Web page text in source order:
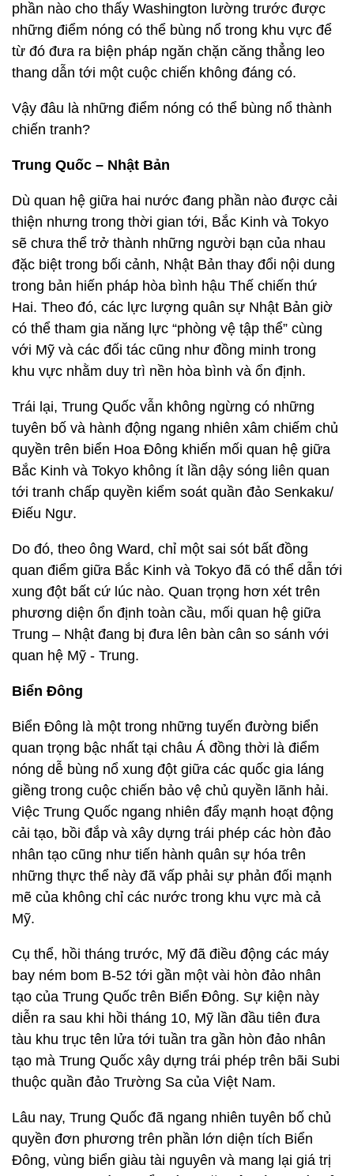
phần nào cho thấy Washington lường trước được
những điểm nóng có thể bùng nổ trong khu vực để
từ đó đưa ra biện pháp ngăn chặn căng thẳng leo
thang dẫn tới một cuộc chiến không đáng có.
Vậy đâu là những điểm nóng có thể bùng nổ thành
chiến tranh?
Trung Quốc – Nhật Bản
Dù quan hệ giữa hai nước đang phần nào được cải
thiện nhưng trong thời gian tới, Bắc Kinh và Tokyo
sẽ chưa thể trở thành những người bạn của nhau
đặc biệt trong bối cảnh, Nhật Bản thay đổi nội dung
trong bản hiến pháp hòa bình hậu Thế chiến thứ
Hai. Theo đó, các lực lượng quân sự Nhật Bản giờ
có thể tham gia năng lực “phòng vệ tập thể” cùng
với Mỹ và các đối tác cũng như đồng minh trong
khu vực nhằm duy trì nền hòa bình và ổn định.
Trái lại, Trung Quốc vẫn không ngừng có những
tuyên bố và hành động ngang nhiên xâm chiếm chủ
quyền trên biển Hoa Đông khiến mối quan hệ giữa
Bắc Kinh và Tokyo không ít lần dậy sóng liên quan
tới tranh chấp quyền kiểm soát quần đảo Senkaku/
Điếu Ngư.
Do đó, theo ông Ward, chỉ một sai sót bất đồng
quan điểm giữa Bắc Kinh và Tokyo đã có thể dẫn tới
xung đột bất cứ lúc nào. Quan trọng hơn xét trên
phương diện ổn định toàn cầu, mối quan hệ giữa
Trung – Nhật đang bị đưa lên bàn cân so sánh với
quan hệ Mỹ - Trung.
Biển Đông
Biển Đông là một trong những tuyến đường biển
quan trọng bậc nhất tại châu Á đồng thời là điểm
nóng dễ bùng nổ xung đột giữa các quốc gia láng
giềng trong cuộc chiến bảo vệ chủ quyền lãnh hải.
Việc Trung Quốc ngang nhiên đẩy mạnh hoạt động
cải tạo, bồi đắp và xây dựng trái phép các hòn đảo
nhân tạo cũng như tiến hành quân sự hóa trên
những thực thể này đã vấp phải sự phản đối mạnh
mẽ của không chỉ các nước trong khu vực mà cả
Mỹ.
Cụ thể, hồi tháng trước, Mỹ đã điều động các máy
bay ném bom B-52 tới gần một vài hòn đảo nhân
tạo của Trung Quốc trên Biển Đông. Sự kiện này
diễn ra sau khi hồi tháng 10, Mỹ lần đầu tiên đưa
tàu khu trục tên lửa tới tuần tra gần hòn đảo nhân
tạo mà Trung Quốc xây dựng trái phép trên bãi Subi
thuộc quần đảo Trường Sa của Việt Nam.
Lâu nay, Trung Quốc đã ngang nhiên tuyên bố chủ
quyền đơn phương trên phần lớn diện tích Biển
Đông, vùng biển giàu tài nguyên và mang lại giá trị